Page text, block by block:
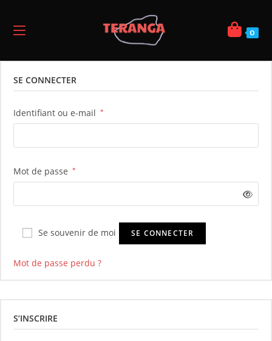
0
SE CONNECTER
Identifiant ou e-mail *
Mot de passe *
Se souvenir de moi SE CONNECTER
Mot de passe perdu ?
S’INSCRIRE